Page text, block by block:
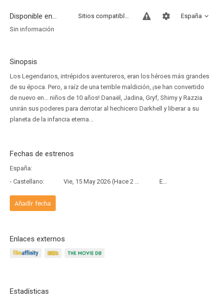
Disponible en... España
Sitios compatibles
Sin información
Sinopsis
Los Legendarios, intrépidos aventureros, eran los héroes más grandes
de su época. Pero, a raíz de una terrible maldición, ¡se han convertido
de nuevo en... niños de 10 años! Danaël, Jadina, Gryf, Shimy y Razzia
unirán sus poderes para derrotar al hechicero Darkhell y liberar a su
planeta de la infancia eterna...
Fechas de estrenos
España:
- Castellano:
Vie, 15 May 2026 (Hace 2 meses y 24 días) Estreno
Añadir fecha
Enlaces externos
Estadísticas